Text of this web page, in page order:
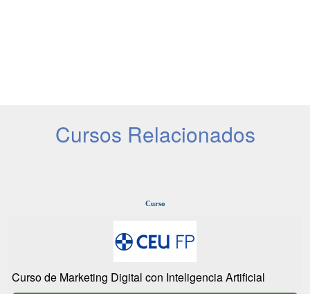
Cursos Relacionados
Curso
Curso de Marketing Digital con Inteligencia Artificial